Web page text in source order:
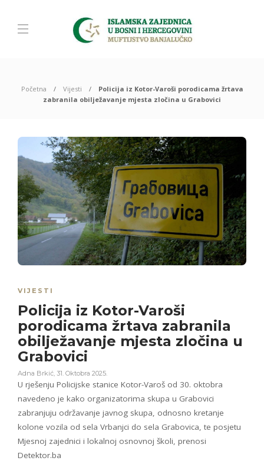
Početna Vijesti
Policija iz Kotor-Varoši porodicama žrtava
zabranila obilježavanje mjesta zločina u Grabovici
VIJESTI
Policija iz Kotor-Varoši
porodicama žrtava zabranila
obilježavanje mjesta zločina u
Grabovici
Adna Brkić, 31. Oktobra 2025.
U rješenju Policijske stanice Kotor-Varoš od 30. oktobra
navedeno je kako organizatorima skupa u Grabovici
zabranjuju održavanje javnog skupa, odnosno kretanje
kolone vozila od sela Vrbanjci do sela Grabovica, te posjetu
Mjesnoj zajednici i lokalnoj osnovnoj školi, prenosi
Detektor.ba